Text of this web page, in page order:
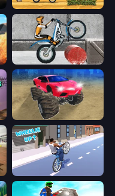
Moto X3M
Trials Ice Ride
Wheelie Up